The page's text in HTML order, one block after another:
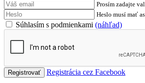
Prosím zadajte
Heslo musí mať
Súhlasím s podmienkami (náhľad)
Registrácia cez Facebook